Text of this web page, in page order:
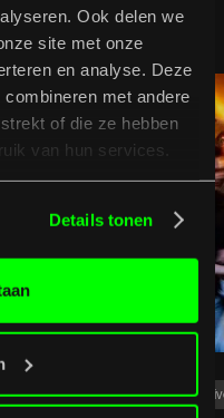
Ook delen we
site met onze
en analyse. Deze
met andere
of die ze hebben
van hun services.
Details tonen
05
in juni!
/ Diggy Dex / SNOT
/ MEROL